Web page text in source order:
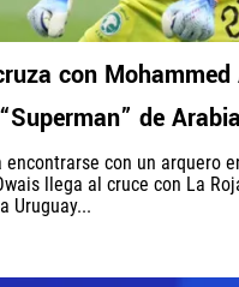
con
de
encontrarse con un arquero
llega al cruce con La
Uruguay...